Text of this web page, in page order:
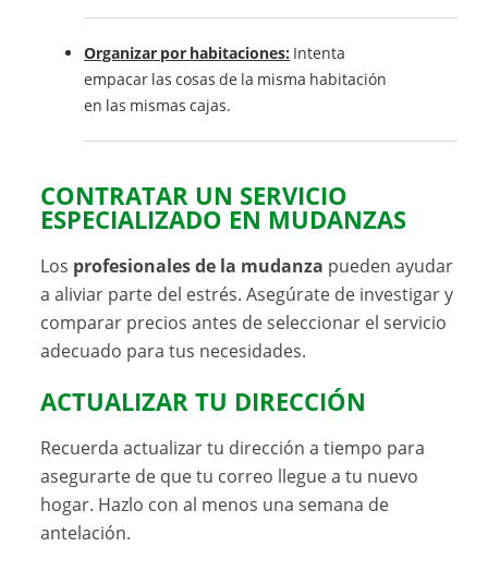
Organizar por habitaciones: Intenta
empacar las cosas de la misma habitación
en las mismas cajas.
CONTRATAR UN SERVICIO
ESPECIALIZADO EN MUDANZAS
Los profesionales de la mudanza pueden ayudar
a aliviar parte del estrés. Asegúrate de investigar y
comparar precios antes de seleccionar el servicio
adecuado para tus necesidades.
ACTUALIZAR TU DIRECCIÓN
Recuerda actualizar tu dirección a tiempo para
asegurarte de que tu correo llegue a tu nuevo
hogar. Hazlo con al menos una semana de
antelación.